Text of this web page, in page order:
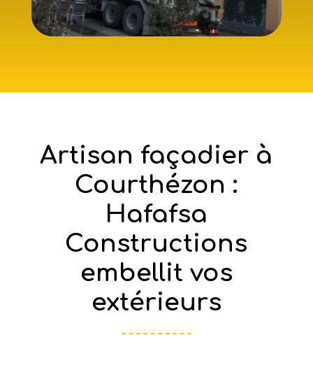
Artisan façadier à
Courthézon :
Hafafsa
Constructions
embellit vos
extérieurs